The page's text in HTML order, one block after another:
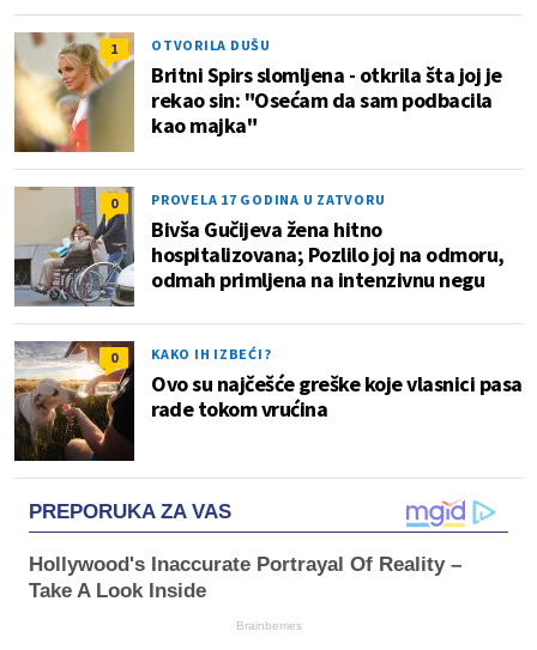
1 OTVORILA DUŠU
Britni Spirs slomljena - otkrila šta joj je
rekao sin: "Osećam da sam podbacila
kao majka"
0 PROVELA 17 GODINA U ZATVORU
Bivša Gučijeva žena hitno
hospitalizovana; Pozlilo joj na odmoru,
odmah primljena na intenzivnu negu
0 KAKO IH IZBEĆI?
Ovo su najčešće greške koje vlasnici pasa
rade tokom vrućina
PREPORUKA ZA VAS
Hollywood's Inaccurate Portrayal Of Reality –
Take A Look Inside
Brainberries